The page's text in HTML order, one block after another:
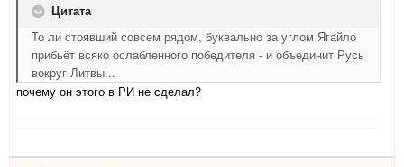
Цитата
То ли стоявший совсем рядом, буквально за углом Ягайло
прибьёт всяко ослабленного победителя - и объединит Русь
вокруг Литвы...
почему он этого в РИ не сделал?